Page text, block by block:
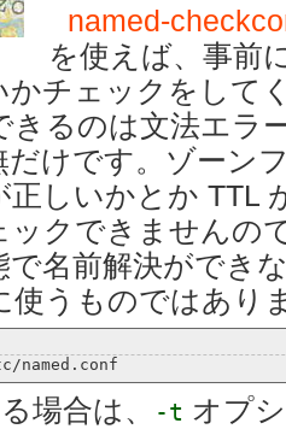
named-
を使えば、事前
かチェックをして
きるのは文法エラ
だけです。ゾーン
正しいかとか TTL
ックできませんの
で名前解決ができ
使うものではあり
場合は、 -t オプ